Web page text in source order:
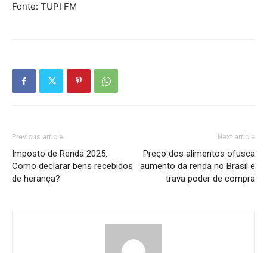
Fonte: TUPI FM
Previous article
Imposto de Renda 2025:
Como declarar bens recebidos
de herança?
Next article
Preço dos alimentos ofusca
aumento da renda no Brasil e
trava poder de compra